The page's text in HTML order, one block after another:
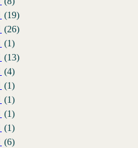
(19)
(26)
(1)
(13)
(4)
(1)
(1)
(1)
(1)
(6)